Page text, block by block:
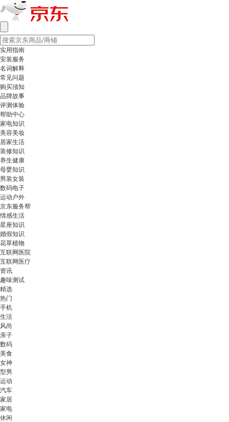
实用指南
安装服务
名词解释
常见问题
购买须知
品牌故事
评测体验
帮助中心
家电知识
美容美妆
居家生活
装修知识
养生健康
母婴知识
男装女装
数码电子
运动户外
京东服务帮
情感生活
星座知识
婚假知识
花草植物
互联网医院
互联网医疗
资讯
趣味测试
精选
热门
手机
生活
风尚
亲子
数码
美食
女神
型男
运动
汽车
家居
家电
休闲